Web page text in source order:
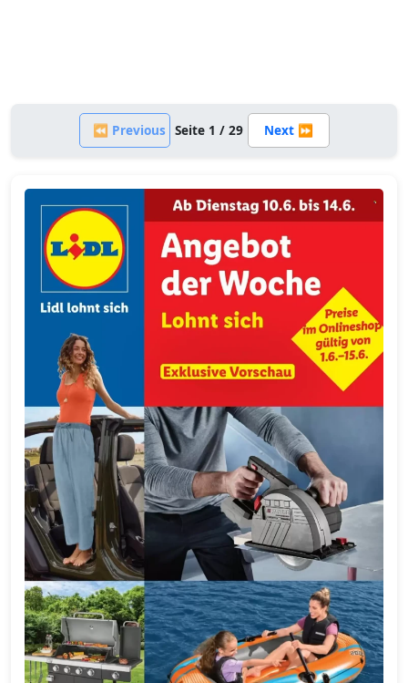
⏪ Previous Seite 1 / 29 Next ⏩